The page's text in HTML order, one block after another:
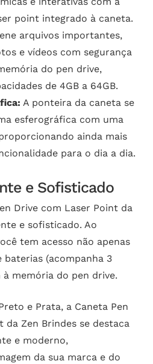
point integrado à caneta.
arquivos importantes,
e vídeos com segurança
do pen drive,
de 4GB a 64GB.
A ponteira da caneta se
esferográfica com uma
ainda mais
para o dia a dia.
e Sofisticado
Drive com Laser Point da
e sofisticado. Ao
tem acesso não apenas
(acompanha 3
à memória do pen drive.
e Prata, a Caneta Pen
da Zen Brindes se destaca
e moderno,
da sua marca e do